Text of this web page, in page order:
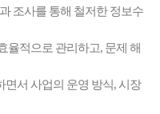
조사를 통해 철저한 정보수
율적으로 관리하고, 문제 해
면서 사업의 운영 방식, 시장